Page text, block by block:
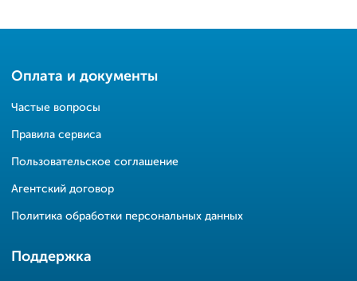
Оплата и документы
Частые вопросы
Правила сервиса
Пользовательское соглашение
Агентский договор
Политика обработки персональных данных
Поддержка